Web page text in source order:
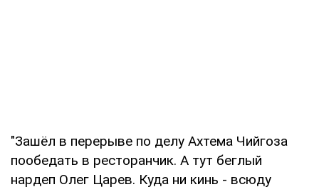
"Зашёл в перерыве по делу Ахтема Чийгоза
пообедать в ресторанчик. А тут беглый
нардеп Олег Царев. Куда ни кинь - всюду